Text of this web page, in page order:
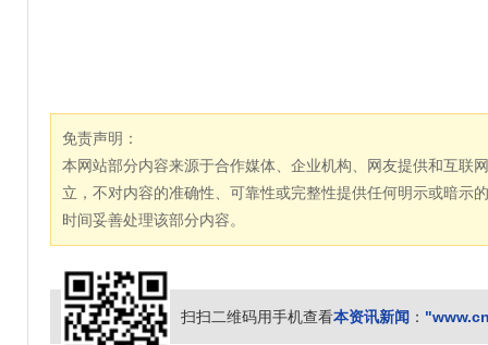
免责声明：
本网站部分内容来源于合作媒体、企业机构、网友提供和互联
立，不对内容的准确性、可靠性或完整性提供任何明示或暗示
时间妥善处理该部分内容。
扫扫二维码用手机查看本资讯新闻 ：